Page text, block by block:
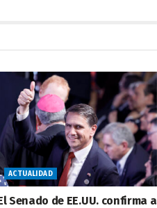
ACTUALIDAD
Senado de EE.UU. confirma a